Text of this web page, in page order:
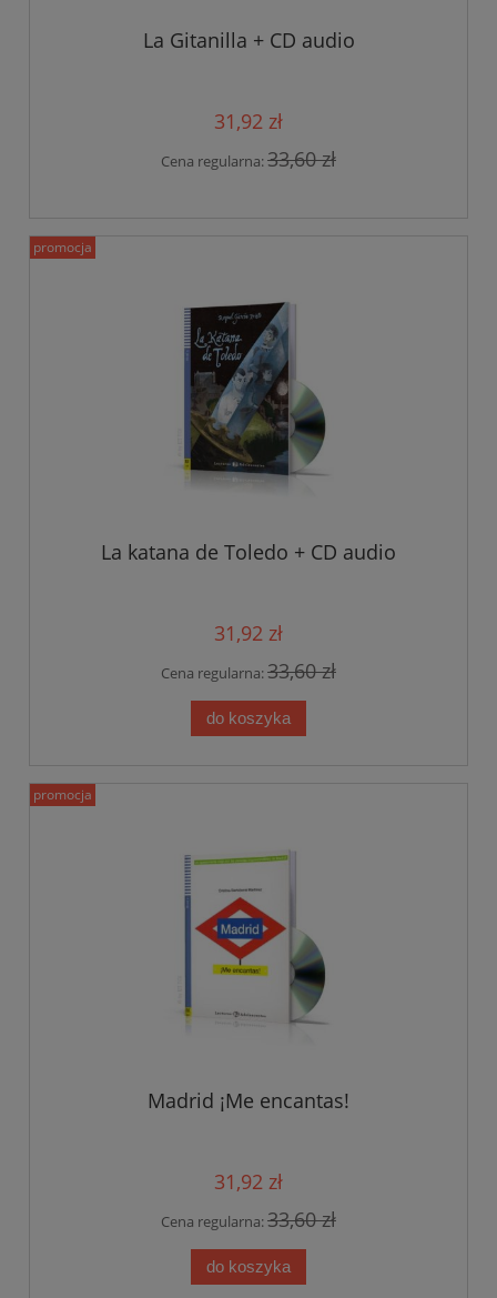
La Gitanilla + CD audio
31,92 zł
Cena regularna:33,60 zł
La katana de Toledo + CD audio
31,92 zł
Cena regularna:33,60 zł
do koszyka
promocja
Madrid ¡Me encantas!
31,92 zł
Cena regularna:33,60 zł
do koszyka
promocja